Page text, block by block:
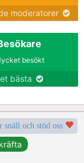
moderatorer
besökt
bästa
snäll och stöd oss